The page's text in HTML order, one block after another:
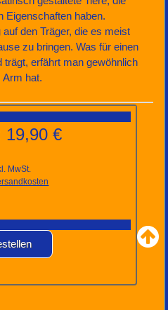
Eigenschaften haben.
den Träger, die es meist
zu bringen. Was für einen
trägt, erfährt man gewöhnlich
Arm hat.
19,90 €
MwSt.